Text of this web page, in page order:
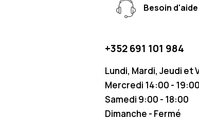
Besoin
+352 691 101 984
Lundi, Mardi, Jeudi et
Mercredi 14:00 - 19:00
Samedi 9:00 - 18:00
Dimanche - Fermé